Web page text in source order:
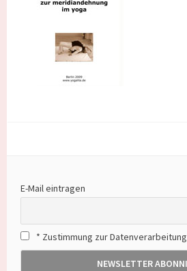
E-Mail eintragen
* Zustimmung zur Datenverarbeitung